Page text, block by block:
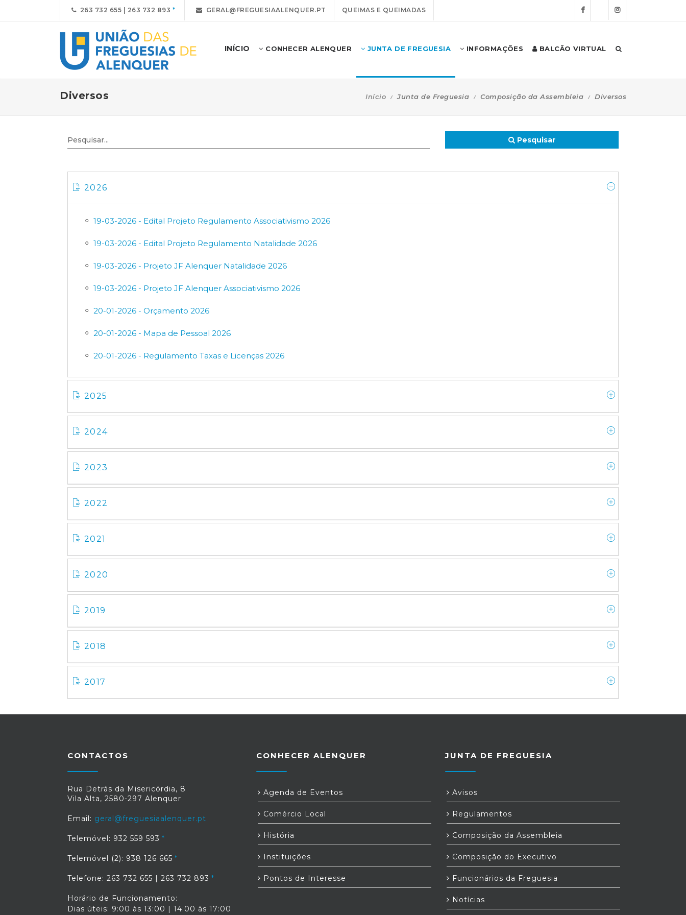
263 732 655 | 263 732 893 GERAL@FREGUESIAALENQUER.PT QUEIMAS E QUEIMADAS
INÍCIO CONHECER ALENQUER JUNTA DE FREGUESIA INFORMAÇÕES BALCÃO VIRTUAL
Diversos Início Junta de Freguesia Composição da Assembleia Diversos
Pesquisar
2026
19-03-2026 - Edital Projeto Regulamento Associativismo 2026
19-03-2026 - Edital Projeto Regulamento Natalidade 2026
19-03-2026 - Projeto JF Alenquer Natalidade 2026
19-03-2026 - Projeto JF Alenquer Associativismo 2026
20-01-2026 - Orçamento 2026
20-01-2026 - Mapa de Pessoal 2026
20-01-2026 - Regulamento Taxas e Licenças 2026
2025
2024
2023
2022
2021
2020
2019
2018
2017
CONTACTOS
Rua Detrás da Misericórdia, 8
Vila Alta, 2580-297 Alenquer
Email: geral@freguesiaalenquer.pt
Telemóvel: 932 559 593
Telemóvel (2): 938 126 665
Telefone: 263 732 655 | 263 732 893
Horário de Funcionamento:
Dias úteis: 9:00 às 13:00 | 14:00 às 17:00
CONHECER ALENQUER
Agenda de Eventos
Comércio Local
História
Instituições
Pontos de Interesse
JUNTA DE FREGUESIA
Avisos
Regulamentos
Composição da Assembleia
Composição do Executivo
Funcionários da Freguesia
Notícias